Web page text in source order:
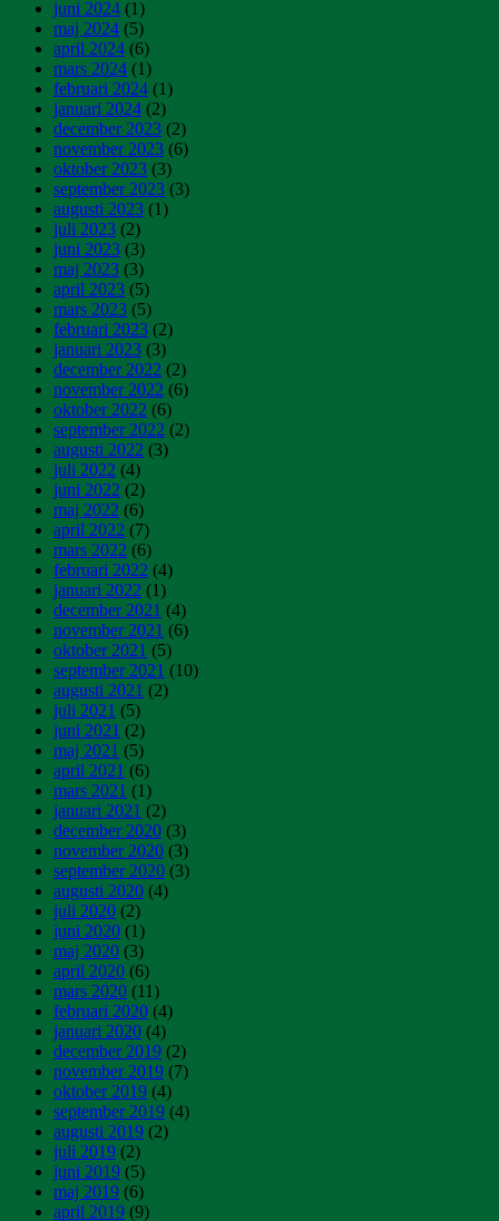
juni 2024 (1)
maj 2024 (5)
april 2024 (6)
mars 2024 (1)
februari 2024 (1)
januari 2024 (2)
december 2023 (2)
november 2023 (6)
oktober 2023 (3)
september 2023 (3)
augusti 2023 (1)
juli 2023 (2)
juni 2023 (3)
maj 2023 (3)
april 2023 (5)
mars 2023 (5)
februari 2023 (2)
januari 2023 (3)
december 2022 (2)
november 2022 (6)
oktober 2022 (6)
september 2022 (2)
augusti 2022 (3)
juli 2022 (4)
juni 2022 (2)
maj 2022 (6)
april 2022 (7)
mars 2022 (6)
februari 2022 (4)
januari 2022 (1)
december 2021 (4)
november 2021 (6)
oktober 2021 (5)
september 2021 (10)
augusti 2021 (2)
juli 2021 (5)
juni 2021 (2)
maj 2021 (5)
april 2021 (6)
mars 2021 (1)
januari 2021 (2)
december 2020 (3)
november 2020 (3)
september 2020 (3)
augusti 2020 (4)
juli 2020 (2)
juni 2020 (1)
maj 2020 (3)
april 2020 (6)
mars 2020 (11)
februari 2020 (4)
januari 2020 (4)
december 2019 (2)
november 2019 (7)
oktober 2019 (4)
september 2019 (4)
augusti 2019 (2)
juli 2019 (2)
juni 2019 (5)
maj 2019 (6)
april 2019 (9)